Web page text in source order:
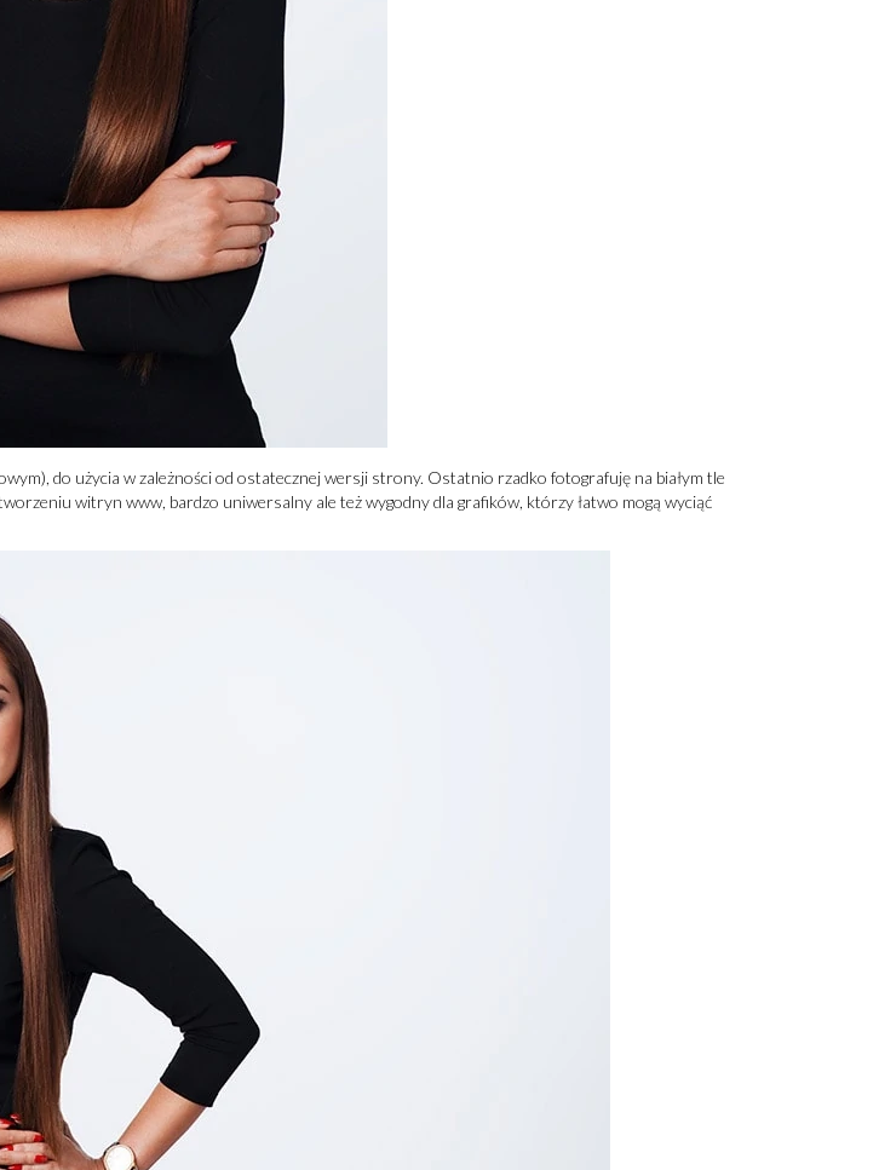
do użycia w zależności od ostatecznej wersji strony. Ostatnio rzadko fotografuję na białym tle
witryn www, bardzo uniwersalny ale też wygodny dla grafików, którzy łatwo mogą wyciąć